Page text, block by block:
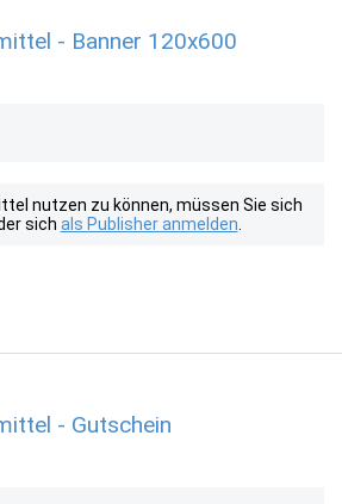
- Banner 120x600
nutzen zu können, müssen Sie sich
sich als Publisher anmelden
- Gutschein